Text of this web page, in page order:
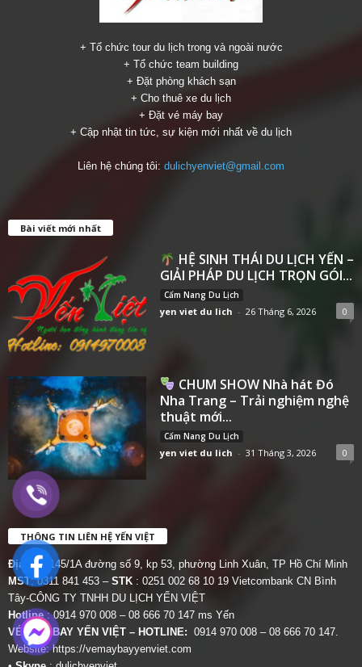
+ Tổ chức tour du lịch trong và ngoài nước
+ Tổ chức team building
+ Đặt phòng khách sạn
+ Cho thuê xe du lịch
+ Đặt vé máy bay
+ Cập nhật tin tức, sự kiện mới nhất về du lịch
Liên hệ chúng tôi: dulichyenviet@gmail.com
Bài viết mới nhất
HỆ SINH THÁI DU LỊCH YẾN –
GIẢI PHÁP DU LỊCH TRỌN GÓI...
Cẩm Nang Du Lịch
yen viet du lich - 26 Tháng 6, 2026 0
CHUM SHOW Nhà hát Đó
Nha Trang – Trải nghiệm nghệ
thuật mới...
Cẩm Nang Du Lịch
yen viet du lich - 31 Tháng 3, 2026 0
THÔNG TIN LIÊN HỆ YẾN VIỆT
Địa chỉ:
145/1A đường số 9, kp 53, phường Linh Xuân, TP Hồ Chí Minh
MST: 0311 841 453 – STK : 0251 002 68 10 19 Vietcombank CN Bình
Tây-CÔNG TY TNHH DU LỊCH YẾN VIỆT
Hotline: 0914 970 008 – 08 666 70 147 ms Yến
VÉ MÁY BAY YẾN VIỆT – HOTLINE: 0914 970 008 – 08 666 70 147.
Website:https://vemaybayyenviet.com